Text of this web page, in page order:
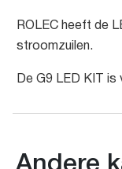
ROLEC heeft de
stroomzuilen.
De G9 LED KIT
Andere